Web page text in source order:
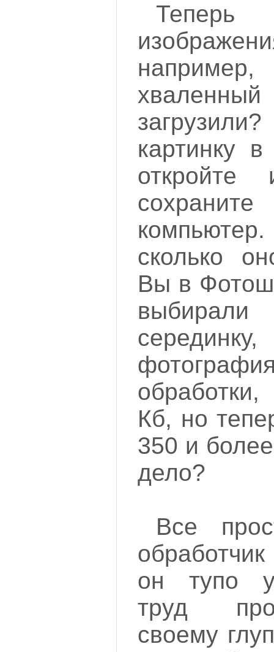
картинку
откройте
сколько
Вы в
Кб, но
350 и
дело?
Все
он тупо
труд
своему